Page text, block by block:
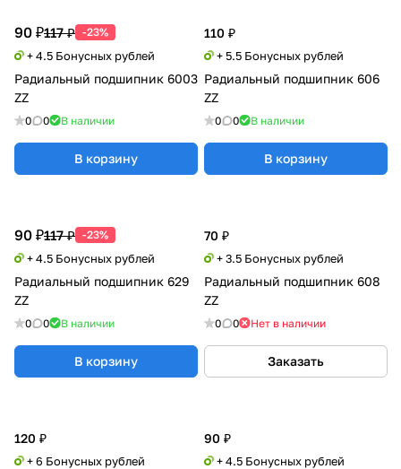
90 ₽117 ₽ -23%
+ 4.5 Бонусных рублей
Радиальный подшипник 6003
ZZ
0 0 В наличии
В корзину
110 ₽
+ 5.5 Бонусных рублей
Радиальный подшипник 606
ZZ
0 0 В наличии
В корзину
90 ₽117 ₽ -23%
+ 4.5 Бонусных рублей
Радиальный подшипник 629
ZZ
0 0 В наличии
В корзину
70 ₽
+ 3.5 Бонусных рублей
Радиальный подшипник 608
ZZ
0 0 Нет в наличии
Заказать
120 ₽
+ 6 Бонусных рублей
90 ₽
+ 4.5 Бонусных рублей